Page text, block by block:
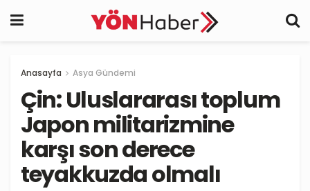
Anasayfa Asya Gündemi
Çin: Uluslararası toplum
Japon militarizmine
karşı son derece
teyakkuzda olmalı